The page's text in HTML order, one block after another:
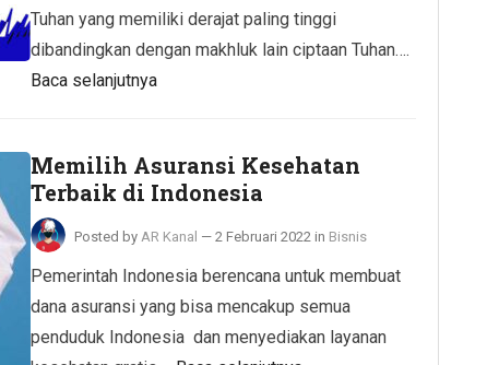
Tuhan yang memiliki derajat paling tinggi
dibandingkan dengan makhluk lain ciptaan Tuhan….
Baca selanjutnya
Memilih Asuransi Kesehatan
Terbaik di Indonesia
Posted by AR Kanal — 2 Februari 2022 in Bisnis
Pemerintah Indonesia berencana untuk membuat
dana asuransi yang bisa mencakup semua
penduduk Indonesia dan menyediakan layanan